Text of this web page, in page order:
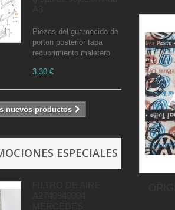
Piezas del guarnecido de
porton posterior tapa
recubrimiento maletero
3.30 €
nuevos productos
ESPECIALES